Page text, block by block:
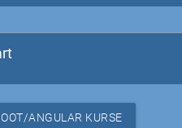
ANGULAR KURSE